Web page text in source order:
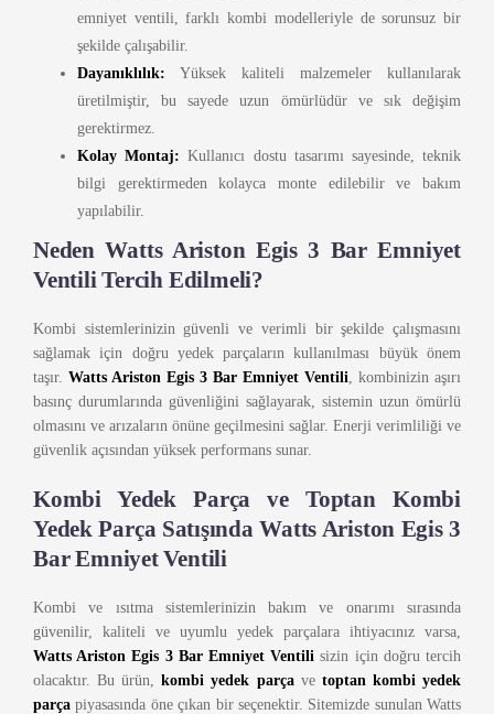
emniyet ventili, farklı kombi modelleriyle de sorunsuz bir
şekilde çalışabilir.
Dayanıklılık: Yüksek kaliteli malzemeler kullanılarak
üretilmiştir, bu sayede uzun ömürlüdür ve sık değişim
gerektirmez.
Kolay Montaj: Kullanıcı dostu tasarımı sayesinde, teknik
bilgi gerektirmeden kolayca monte edilebilir ve bakım
yapılabilir.
Neden Watts Ariston Egis 3 Bar Emniyet
Ventili Tercih Edilmeli?
Kombi sistemlerinizin güvenli ve verimli bir şekilde çalışmasını
sağlamak için doğru yedek parçaların kullanılması büyük önem
taşır. Watts Ariston Egis 3 Bar Emniyet Ventili, kombinizin aşırı
basınç durumlarında güvenliğini sağlayarak, sistemin uzun ömürlü
olmasını ve arızaların önüne geçilmesini sağlar. Enerji verimliliği ve
güvenlik açısından yüksek performans sunar.
Kombi Yedek Parça ve Toptan Kombi
Yedek Parça Satışında Watts Ariston Egis 3
Bar Emniyet Ventili
Kombi ve ısıtma sistemlerinizin bakım ve onarımı sırasında
güvenilir, kaliteli ve uyumlu yedek parçalara ihtiyacınız varsa,
Watts Ariston Egis 3 Bar Emniyet Ventili sizin için doğru tercih
olacaktır. Bu ürün,kombi yedek parçave toptan kombi yedek
parça piyasasında öne çıkan bir seçenektir. Sitemizde sunulan Watts